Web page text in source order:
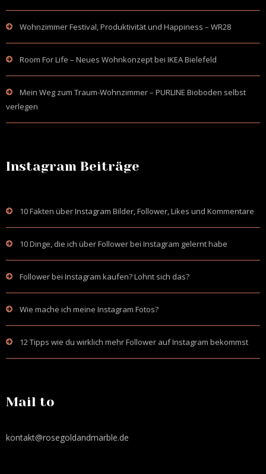
Wohnzimmer Festival, Produktivität und Happiness – WR28
Room For Life – Neues Wohnkonzept bei IKEA Bielefeld
Mein Weg zum Traum-Wohnzimmer – PURLINE Bioboden selbst
verlegen
Instagram Beiträge
10 Fakten über Instagram Bilder, Follower, Likes und Kommentare
10 Dinge, die ich über Follower bei Instagram gelernt habe
Follower bei Instagram kaufen? Lohnt sich das?
Wie mache ich meine Instagram Fotos?
12 Tipps wie du wirklich mehr Follower auf Instagram bekommst
Mail to
kontakt@rosegoldandmarble.de